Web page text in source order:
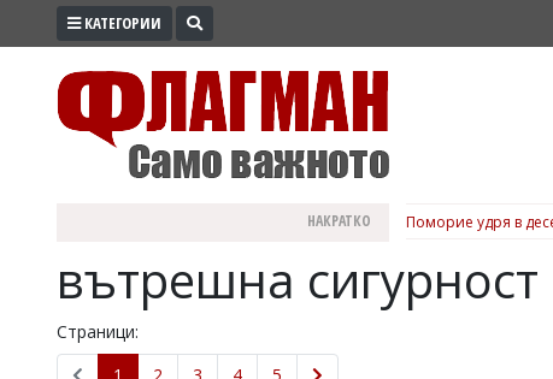
ПРОМО
ЗДРАВЕ
ПОЛИТИКА
ОБЩИНИ
КАТЕГОРИИ
НАКРАТКО Поморие удря в
вътрешна сигурност
Страници: